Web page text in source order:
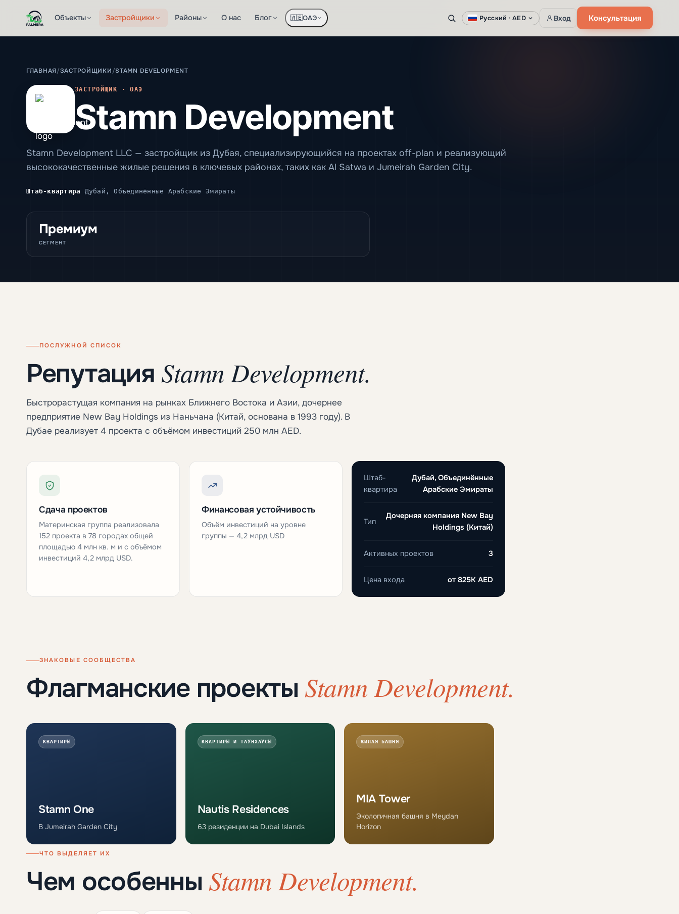
Объекты Застройщики Районы О нас Блог 🇦🇪ОАЭ Русский · AED Вход Консультация
ГЛАВНАЯ/ЗАСТРОЙЩИКИ /STAMN DEVELOPMENT
ЗАСТРОЙЩИК · ОАЭ
Stamn Development
Stamn Development LLC — застройщик из Дубая, специализирующийся на проектах off-plan и реализующий
высококачественные жилые решения в ключевых районах, таких как Al Satwa и Jumeirah Garden City.
Штаб-квартира Дубай, Объединённые Арабские Эмираты
Премиум
СЕГМЕНТ
ПОСЛУЖНОЙ СПИСОК
Репутация Stamn Development.
Быстрорастущая компания на рынках Ближнего Востока и Азии, дочернее
предприятие New Bay Holdings из Наньчана (Китай, основана в 1993 году). В
Дубае реализует 4 проекта с объёмом инвестиций 250 млн AED.
Сдача проектов
Материнская группа реализовала
152 проекта в 78 городах общей
площадью 4 млн кв. м и с объёмом
инвестиций 4,2 млрд USD.
Финансовая устойчивость
Объём инвестиций на уровне
группы — 4,2 млрд USD
Штаб-
квартира
Дубай, Объединённые
Арабские Эмираты
Тип
Дочерняя компания New Bay
Holdings (Китай)
Активных проектов 3
Цена входа от825K AED
ЗНАКОВЫЕ СООБЩЕСТВА
Флагманские проекты Stamn Development.
КВАРТИРЫ
Stamn One
В Jumeirah Garden City
КВАРТИРЫ И ТАУНХАУСЫ
Nautis Residences
63 резиденции на Dubai Islands
ЖИЛАЯ БАШНЯ
MIA Tower
Экологичная башня в Meydan
Horizon
ЧТО ВЫДЕЛЯЕТ ИХ
Чем особенны Stamn Development.